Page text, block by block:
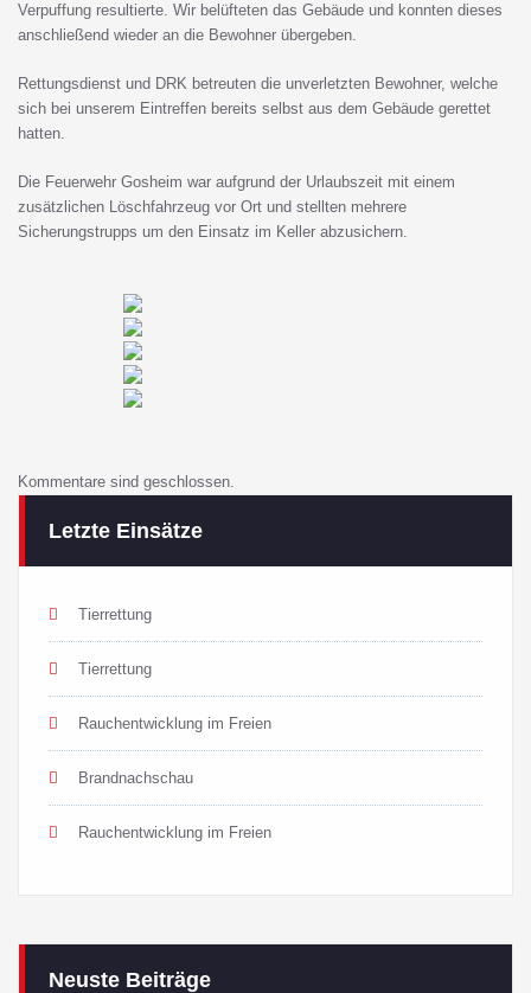
Verpuffung resultierte. Wir belüfteten das Gebäude und konnten dieses
anschließend wieder an die Bewohner übergeben.
Rettungsdienst und DRK betreuten die unverletzten Bewohner, welche
sich bei unserem Eintreffen bereits selbst aus dem Gebäude gerettet
hatten.
Die Feuerwehr Gosheim war aufgrund der Urlaubszeit mit einem
zusätzlichen Löschfahrzeug vor Ort und stellten mehrere
Sicherungstrupps um den Einsatz im Keller abzusichern.
Kommentare sind geschlossen.
Letzte Einsätze
Tierrettung
Tierrettung
Rauchentwicklung im Freien
Brandnachschau
Rauchentwicklung im Freien
Neuste Beiträge